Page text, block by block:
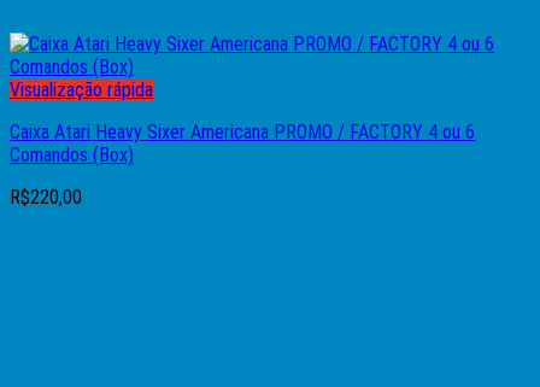
Visualização rápida
Caixa Atari Heavy Sixer Americana PROMO / FACTORY 4 ou 6
Comandos (Box)
R$220,00